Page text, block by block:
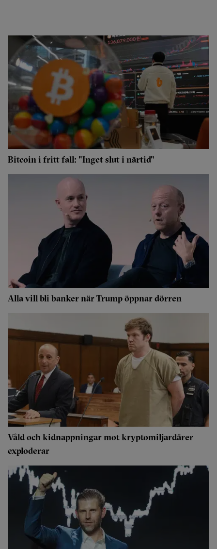
Bitcoin i fritt fall: "Inget slut i närtid"
Alla vill bli banker när Trump öppnar dörren
Våld och kidnappningar mot kryptomiljardärer
exploderar